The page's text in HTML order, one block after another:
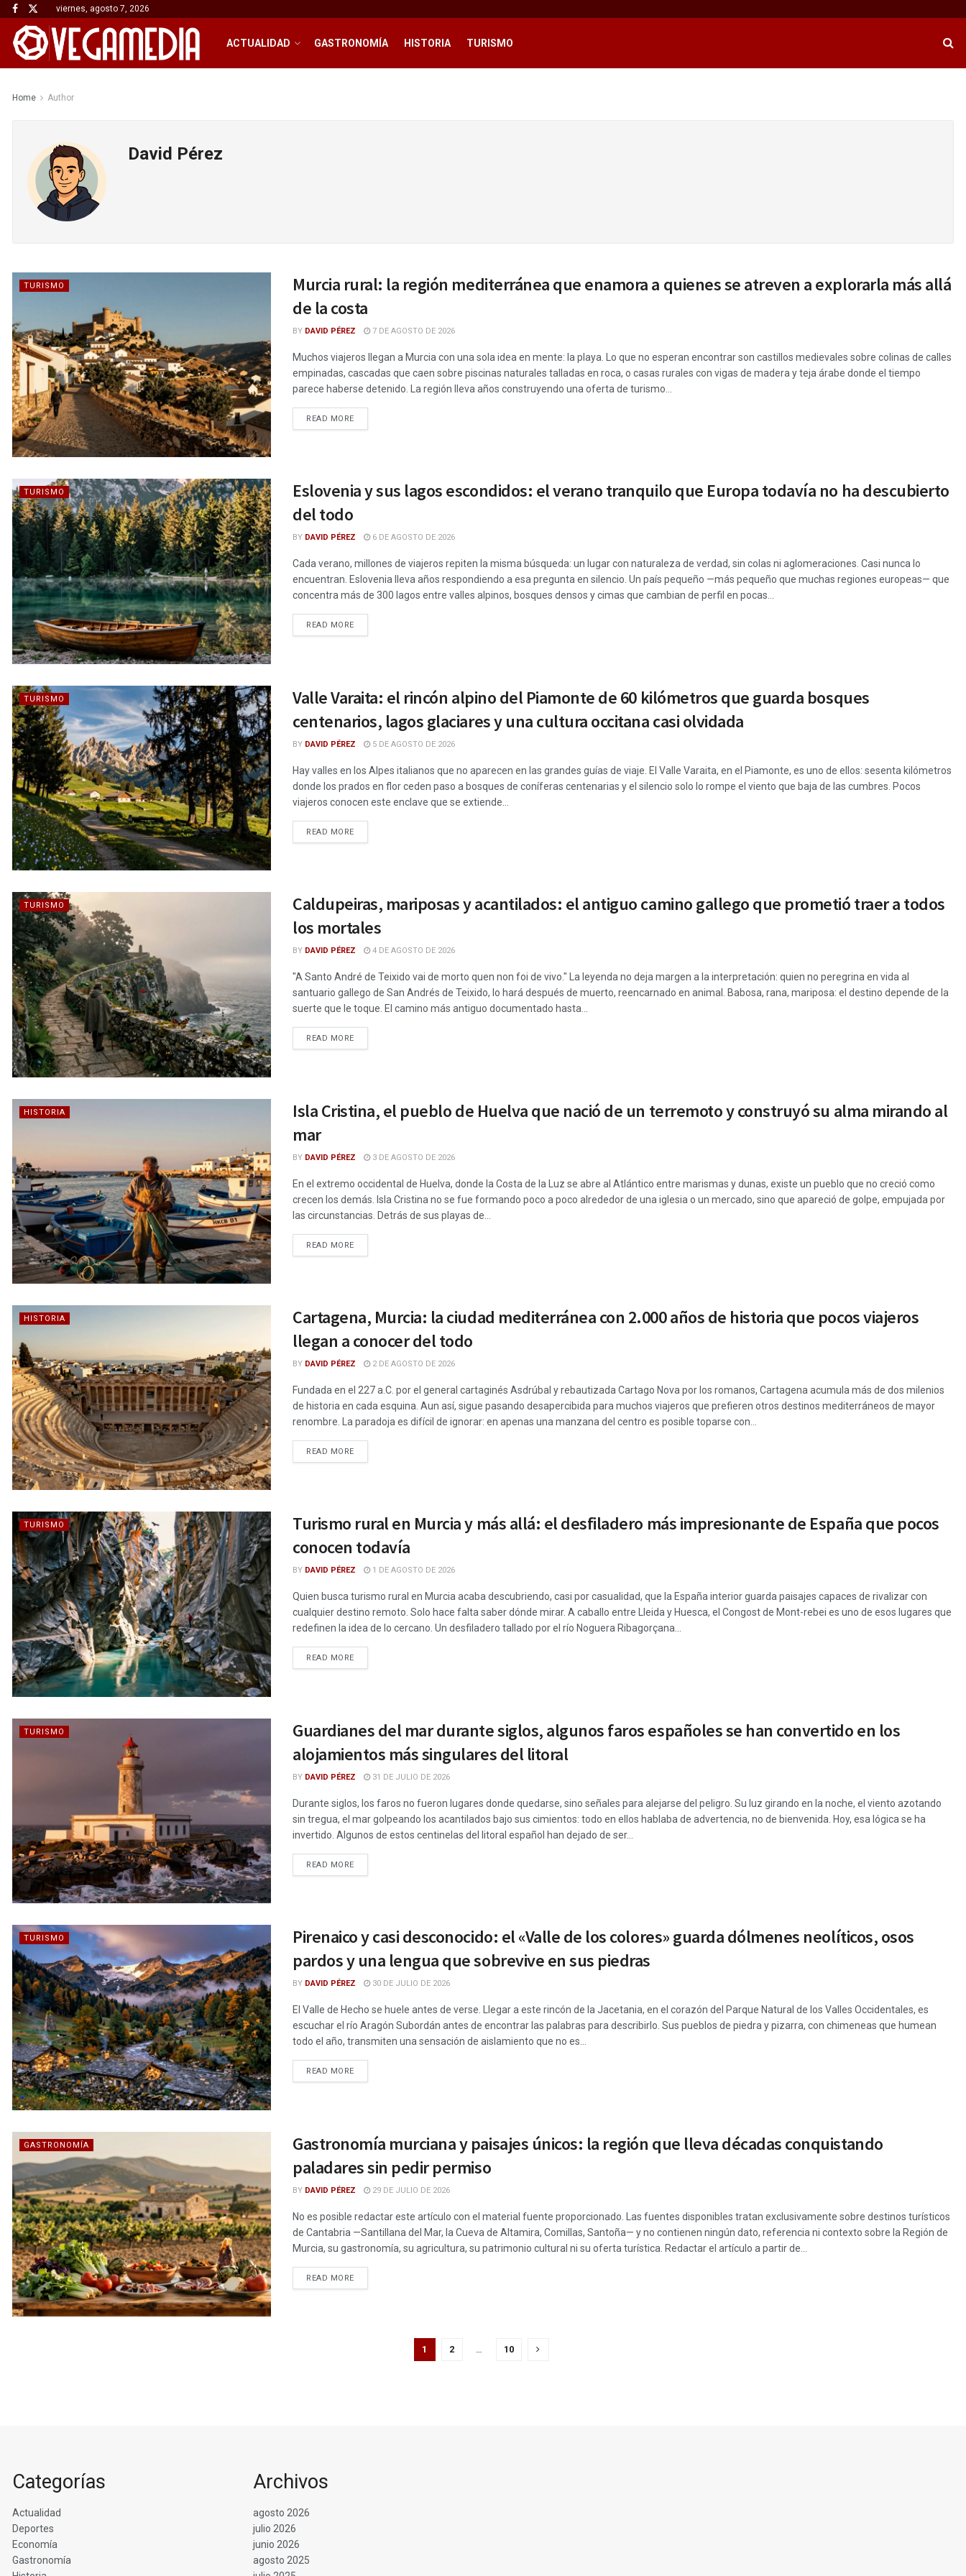
viernes, agosto 7, 2026
ACTUALIDAD GASTRONOMÍA HISTORIA TURISMO
Home Author
David Pérez
TURISMO
Murcia rural: la región mediterránea que enamora a quienes se atreven a explorarla más allá
de la costa
BY DAVID PÉREZ 7 DE AGOSTO DE 2026
Muchos viajeros llegan a Murcia con una sola idea en mente: la playa. Lo que no esperan encontrar son castillos medievales sobre colinas de calles
empinadas, cascadas que caen sobre piscinas naturales talladas en roca, o casas rurales con vigas de madera y teja árabe donde el tiempo
parece haberse detenido. La región lleva años construyendo una oferta de turismo...
READ MOREDETAILS
TURISMO
Eslovenia y sus lagos escondidos: el verano tranquilo que Europa todavía no ha descubierto
del todo
BY DAVID PÉREZ 6 DE AGOSTO DE 2026
Cada verano, millones de viajeros repiten la misma búsqueda: un lugar con naturaleza de verdad, sin colas ni aglomeraciones. Casi nunca lo
encuentran. Eslovenia lleva años respondiendo a esa pregunta en silencio. Un país pequeño —más pequeño que muchas regiones europeas— que
concentra más de 300 lagos entre valles alpinos, bosques densos y cimas que cambian de perfil en pocas...
READ MOREDETAILS
TURISMO
Valle Varaita: el rincón alpino del Piamonte de 60 kilómetros que guarda bosques
centenarios, lagos glaciares y una cultura occitana casi olvidada
BY DAVID PÉREZ 5 DE AGOSTO DE 2026
Hay valles en los Alpes italianos que no aparecen en las grandes guías de viaje. El Valle Varaita, en el Piamonte, es uno de ellos: sesenta kilómetros
donde los prados en flor ceden paso a bosques de coníferas centenarias y el silencio solo lo rompe el viento que baja de las cumbres. Pocos
viajeros conocen este enclave que se extiende...
READ MOREDETAILS
TURISMO
Caldupeiras, mariposas y acantilados: el antiguo camino gallego que prometió traer a todos
los mortales
BY DAVID PÉREZ 4 DE AGOSTO DE 2026
"A Santo André de Teixido vai de morto quen non foi de vivo." La leyenda no deja margen a la interpretación: quien no peregrina en vida al
santuario gallego de San Andrés de Teixido, lo hará después de muerto, reencarnado en animal. Babosa, rana, mariposa: el destino depende de la
suerte que le toque. El camino más antiguo documentado hasta...
READ MOREDETAILS
HISTORIA
Isla Cristina, el pueblo de Huelva que nació de un terremoto y construyó su alma mirando al
mar
BY DAVID PÉREZ 3 DE AGOSTO DE 2026
En el extremo occidental de Huelva, donde la Costa de la Luz se abre al Atlántico entre marismas y dunas, existe un pueblo que no creció como
crecen los demás. Isla Cristina no se fue formando poco a poco alrededor de una iglesia o un mercado, sino que apareció de golpe, empujada por
las circunstancias. Detrás de sus playas de...
READ MOREDETAILS
HISTORIA
Cartagena, Murcia: la ciudad mediterránea con 2.000 años de historia que pocos viajeros
llegan a conocer del todo
BY DAVID PÉREZ 2 DE AGOSTO DE 2026
Fundada en el 227 a.C. por el general cartaginés Asdrúbal y rebautizada Cartago Nova por los romanos, Cartagena acumula más de dos milenios
de historia en cada esquina. Aun así, sigue pasando desapercibida para muchos viajeros que prefieren otros destinos mediterráneos de mayor
renombre. La paradoja es difícil de ignorar: en apenas una manzana del centro es posible toparse con...
READ MOREDETAILS
TURISMO
Turismo rural en Murcia y más allá: el desfiladero más impresionante de España que pocos
conocen todavía
BY DAVID PÉREZ 1 DE AGOSTO DE 2026
Quien busca turismo rural en Murcia acaba descubriendo, casi por casualidad, que la España interior guarda paisajes capaces de rivalizar con
cualquier destino remoto. Solo hace falta saber dónde mirar. A caballo entre Lleida y Huesca, el Congost de Mont-rebei es uno de esos lugares que
redefinen la idea de lo cercano. Un desfiladero tallado por el río Noguera Ribagorçana...
READ MOREDETAILS
TURISMO
Guardianes del mar durante siglos, algunos faros españoles se han convertido en los
alojamientos más singulares del litoral
BY DAVID PÉREZ 31 DE JULIO DE 2026
Durante siglos, los faros no fueron lugares donde quedarse, sino señales para alejarse del peligro. Su luz girando en la noche, el viento azotando
sin tregua, el mar golpeando los acantilados bajo sus cimientos: todo en ellos hablaba de advertencia, no de bienvenida. Hoy, esa lógica se ha
invertido. Algunos de estos centinelas del litoral español han dejado de ser...
READ MOREDETAILS
TURISMO
Pirenaico y casi desconocido: el «Valle de los colores» guarda dólmenes neolíticos, osos
pardos y una lengua que sobrevive en sus piedras
BY DAVID PÉREZ 30 DE JULIO DE 2026
El Valle de Hecho se huele antes de verse. Llegar a este rincón de la Jacetania, en el corazón del Parque Natural de los Valles Occidentales, es
escuchar el río Aragón Subordán antes de encontrar las palabras para describirlo. Sus pueblos de piedra y pizarra, con chimeneas que humean
todo el año, transmiten una sensación de aislamiento que no es...
READ MOREDETAILS
GASTRONOMÍA
Gastronomía murciana y paisajes únicos: la región que lleva décadas conquistando
paladares sin pedir permiso
BY DAVID PÉREZ 29 DE JULIO DE 2026
No es posible redactar este artículo con el material fuente proporcionado. Las fuentes disponibles tratan exclusivamente sobre destinos turísticos
de Cantabria —Santillana del Mar, la Cueva de Altamira, Comillas, Santoña— y no contienen ningún dato, referencia ni contexto sobre la Región de
Murcia, su gastronomía, su agricultura, su patrimonio cultural ni su oferta turística. Redactar el artículo a partir de...
READ MOREDETAILS
1 2 10
Categorías
Actualidad
Deportes
Economía
Gastronomía
Archivos
agosto 2026
julio 2026
junio 2026
agosto 2025